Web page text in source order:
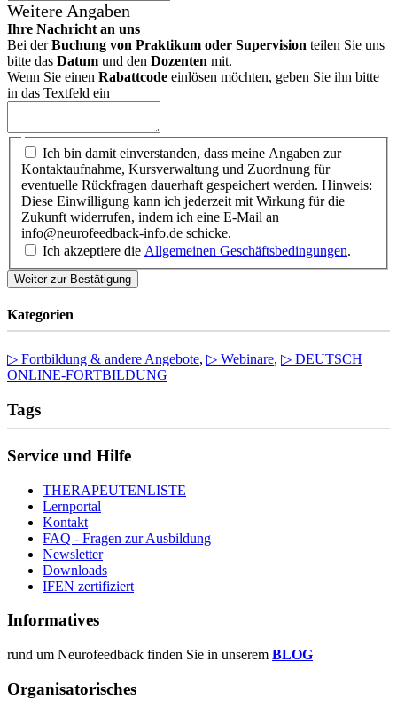
Weitere Angaben
Ihre Nachricht an uns
Bei derBuchung von Praktikum oder Supervision teilen Sie uns
bitte das Datum und den Dozenten mit.
Wenn Sie einen Rabattcode einlösen möchten, geben Sie ihn bitte
in das Textfeld ein
Ich bin damit einverstanden, dass meine Angaben zur
Kontaktaufnahme, Kursverwaltung und Zuordnung für
eventuelle Rückfragen dauerhaft gespeichert werden. Hinweis:
Diese Einwilligung kann ich jederzeit mit Wirkung für die
Zukunft widerrufen, indem ich eine E-Mail an
info@neurofeedback-info.de schicke.
Ich akzeptiere die Allgemeinen Geschäftsbedingungen.
Weiter zur Bestätigung
Kategorien
▷ Fortbildung & andere Angebote, ▷ Webinare, ▷ DEUTSCH
ONLINE-FORTBILDUNG
Tags
Service und Hilfe
THERAPEUTENLISTE
Lernportal
Kontakt
FAQ - Fragen zur Ausbildung
Newsletter
Downloads
IFEN zertifiziert
Informatives
rund um Neurofeedback finden Sie in unserem BLOG
Organisatorisches